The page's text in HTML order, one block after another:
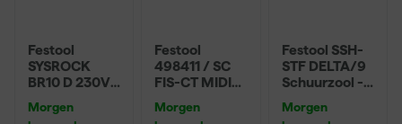
Festool
SYSROCK
BR10 D 230V
DAB+ -
Morgen
Festool
498411 / SC
FIS-CT MIDI/5
filterzak voor
Morgen
Festool SSH-
STF DELTA/9
Schuurzool -
Morgen